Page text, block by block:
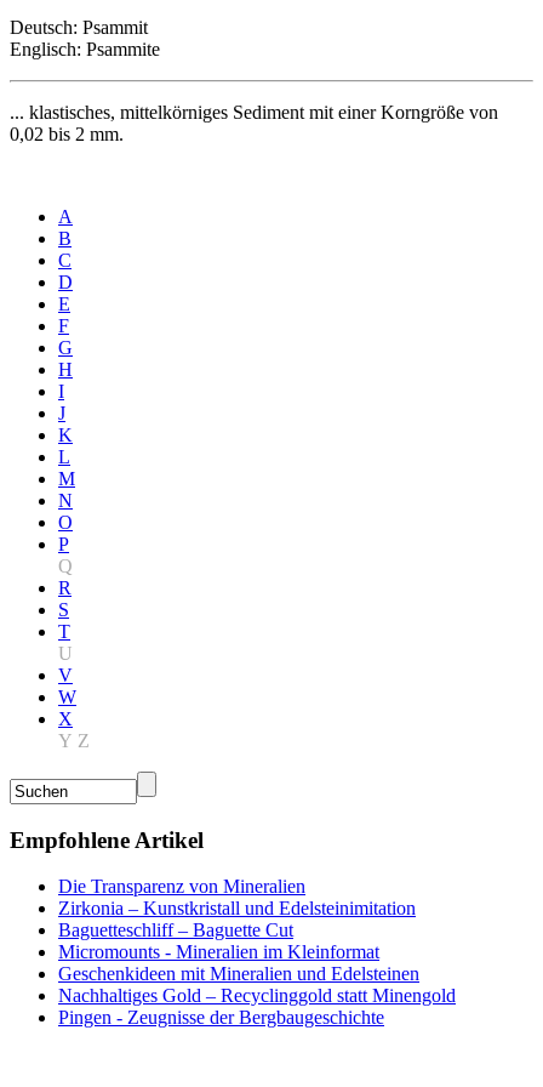
Deutsch: Psammit
Englisch: Psammite
... klastisches, mittelkörniges Sediment mit einer Korngröße von
0,02 bis 2 mm.
A
B
C
D
E
F
G
H
I
J
K
L
M
N
O
P
Q
R
S
T
U
V
W
X
Y Z
Empfohlene Artikel
Die Transparenz von Mineralien
Zirkonia – Kunstkristall und Edelsteinimitation
Baguetteschliff – Baguette Cut
Micromounts - Mineralien im Kleinformat
Geschenkideen mit Mineralien und Edelsteinen
Nachhaltiges Gold – Recyclinggold statt Minengold
Pingen - Zeugnisse der Bergbaugeschichte